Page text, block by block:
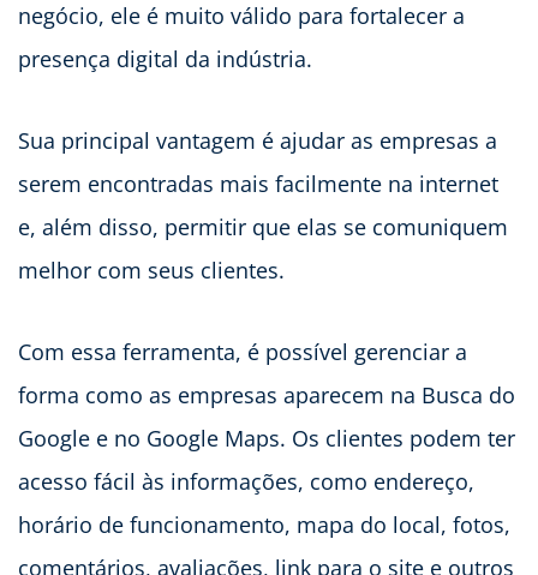
negócio, ele é muito válido para fortalecer a
presença digital da indústria.
Sua principal vantagem é ajudar as empresas a
serem encontradas mais facilmente na internet
e, além disso, permitir que elas se comuniquem
melhor com seus clientes.
Com essa ferramenta, é possível gerenciar a
forma como as empresas aparecem na Busca do
Google e no Google Maps. Os clientes podem ter
acesso fácil às informações, como endereço,
horário de funcionamento, mapa do local, fotos,
comentários, avaliações, link para o site e outros